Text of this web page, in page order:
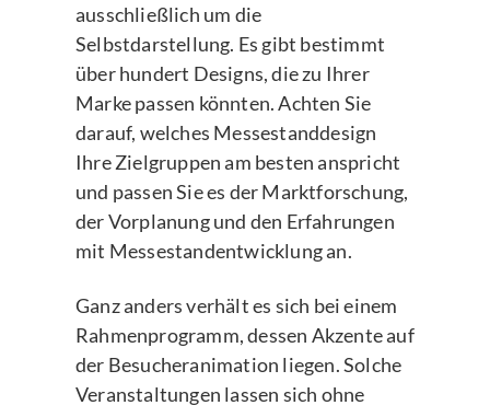
ausschließlich um die
Selbstdarstellung. Es gibt bestimmt
über hundert Designs, die zu Ihrer
Marke passen könnten. Achten Sie
darauf, welches Messestanddesign
Ihre Zielgruppen am besten anspricht
und passen Sie es der Marktforschung,
der Vorplanung und den Erfahrungen
mit Messestandentwicklung an.
Ganz anders verhält es sich bei einem
Rahmenprogramm, dessen Akzente auf
der Besucheranimation liegen. Solche
Veranstaltungen lassen sich ohne